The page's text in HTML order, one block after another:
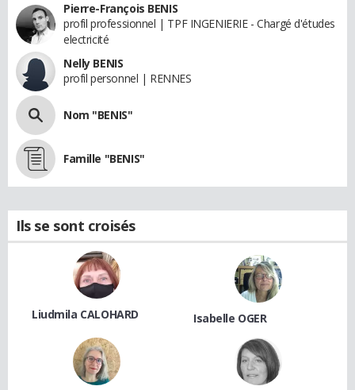
Pierre-François BENIS
profil professionnel | TPF INGENIERIE - Chargé d'études
electricité
Nelly BENIS
profil personnel | RENNES
Nom "BENIS"
Famille "BENIS"
Ils se sont croisés
Liudmila CALOHARD Isabelle OGER